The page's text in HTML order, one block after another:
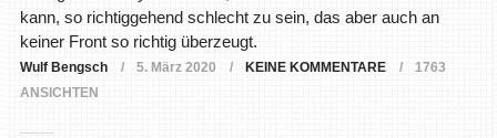
kann, so richtiggehend schlecht zu sein, das aber auch an
keiner Front so richtig überzeugt.
Wulf Bengsch 5. März 2020 KEINE KOMMENTARE
1763
ANSICHTEN